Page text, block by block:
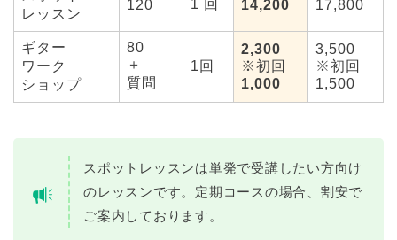
レッスン
120 1 回 14,200 17,800
ギター
ワーク
ショップ
80
＋
質問
1回
2,300
※初回
1,000
3,500
※初回
1,500
スポットレッスンは単発で受講したい方向け
のレッスンです。定期コースの場合、割安で
ご案内しております。